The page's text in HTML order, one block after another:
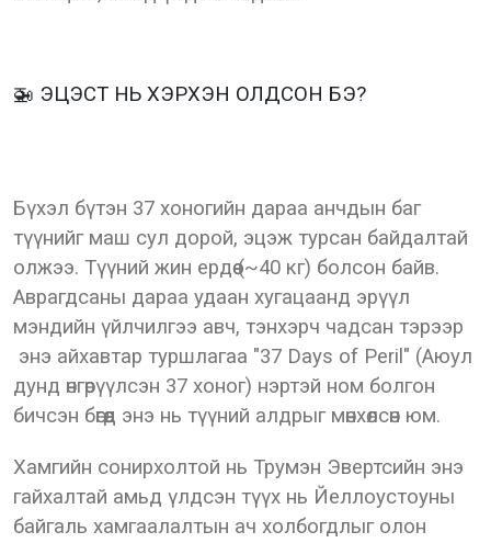
🚁 ЭЦЭСТ НЬ ХЭРХЭН ОЛДСОН БЭ?
Бүхэл бүтэн 37 хоногийн дараа анчдын баг
түүнийг маш сул дорой, эцэж турсан байдалтай
олжээ. Түүний жин ердөө (~40 кг) болсон байв.
Аврагдсаны дараа удаан хугацаанд эрүүл
мэндийн үйлчилгээ авч, тэнхэрч чадсан тэрээр
энэ айхавтар туршлагаа "37 Days of Peril" (Аюул
дунд өнгөрүүлсэн 37 хоног) нэртэй ном болгон
бичсэн бөгөөд энэ нь түүний алдрыг мөнхөлсөн юм.
Хамгийн сонирхолтой нь Трумэн Эвертсийн энэ
гайхалтай амьд үлдсэн түүх нь Йеллоустоуны
байгаль хамгаалалтын ач холбогдлыг олон